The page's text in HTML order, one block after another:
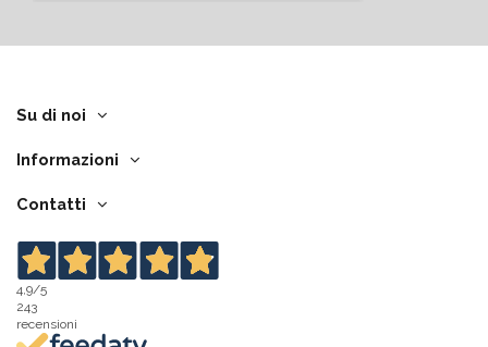
Su di noi
Informazioni
Contatti
4,9/5
243
recensioni